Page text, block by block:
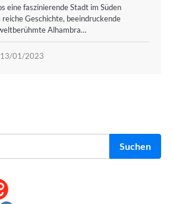
eine faszinierende Stadt im Süden
reiche Geschichte, beeindruckende
Alhambra…
13/01/2023
Suchen